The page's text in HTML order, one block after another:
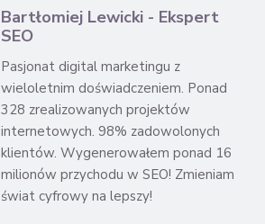
Bartłomiej Lewicki - Ekspert
SEO
Pasjonat digital marketingu z
wieloletnim doświadczeniem. Ponad
328 zrealizowanych projektów
internetowych. 98% zadowolonych
klientów. Wygenerowałem ponad 16
milionów przychodu w SEO! Zmieniam
świat cyfrowy na lepszy!